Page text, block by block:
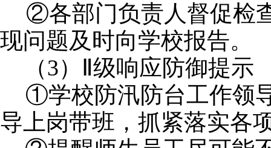
②各部门负责人督促检
现问题及时向学校报告。
（3）Ⅱ级响应防御提示
①学校防汛防台工作领
导上岗带班， 抓紧落实各